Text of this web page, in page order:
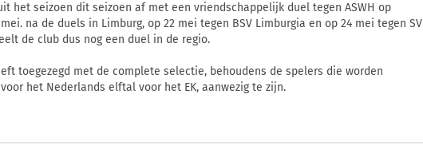
het seizoen dit seizoen af met een vriendschappelijk duel tegen ASWH op
na de duels in Limburg, op 22 mei tegen BSV Limburgia en op 24 mei tegen SV
de club dus nog een duel in de regio.
toegezegd met de complete selectie, behoudens de spelers die worden
het Nederlands elftal voor het EK, aanwezig te zijn.